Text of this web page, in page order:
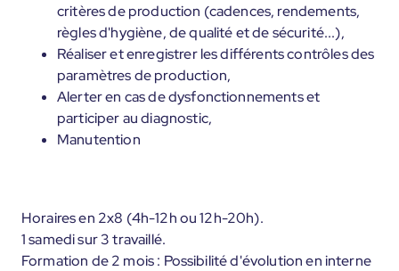
critères de production (cadences, rendements,
règles d'hygiène, de qualité et de sécurité...),
Réaliser et enregistrer les différents contrôles des
paramètres de production,
Alerter en cas de dysfonctionnements et
participer au diagnostic,
Manutention
Horaires en 2x8 (4h-12h ou 12h-20h).
1 samedi sur 3 travaillé.
Formation de 2 mois : Possibilité d'évolution en interne